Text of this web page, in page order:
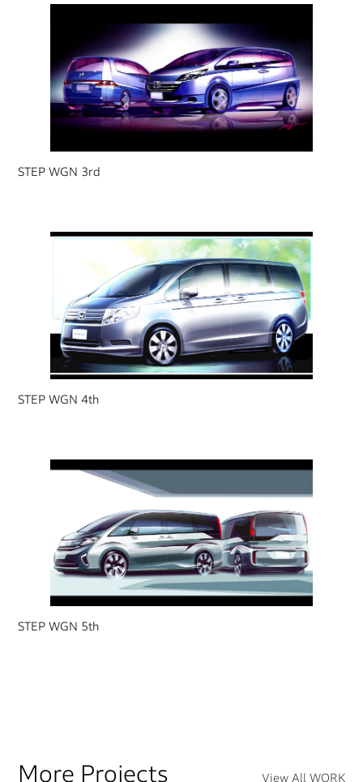
STEP WGN 3rd
STEP WGN 4th
STEP WGN 5th
More Projects View All WORK